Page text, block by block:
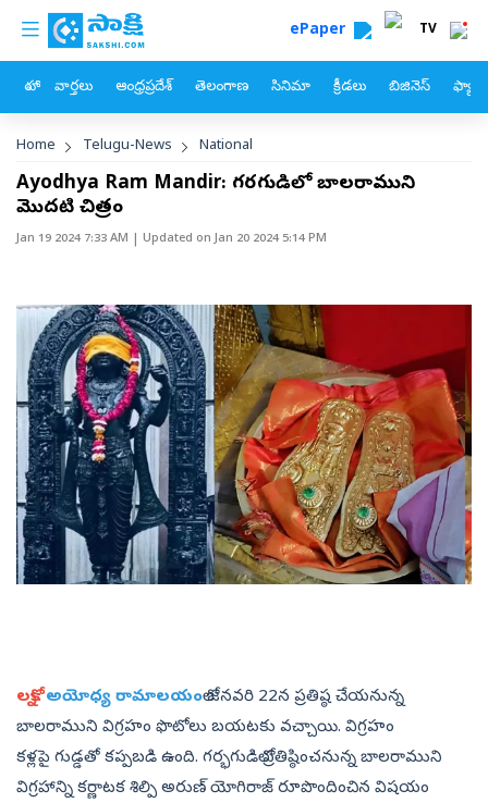
Skip to main content
custom menu ePaper TV
హోం వార్తలు ఆంధ్రప్రదేశ్ తెలంగాణ సినిమా క్రీడలు బిజినెస్
Breadcrumb
Home Telugu-News National
Ayodhya Ram Mandir: గర్భగుడిలో బాలరాముని
మొదటి చిత్రం
Jan 19 2024 7:33 AM | Updated onJan 20 2024 5:14 PM
లక్నో: అయోధ్య రామాలయంలో జనవరి 22న ప్రతిష్ఠ చేయనున్న
బాలరాముని విగ్రహం ఫొటోలు బయటకు వచ్చాయి. విగ్రహం
కళ్లపై గుడ్డతో కప్పబడి ఉంది. గర్భగుడిలో ప్రతిష్ఠించనున్న బాలరాముని
విగ్రహాన్ని కర్ణాటక శిల్పి అరుణ్ యోగిరాజ్ రూపొందించిన విషయం